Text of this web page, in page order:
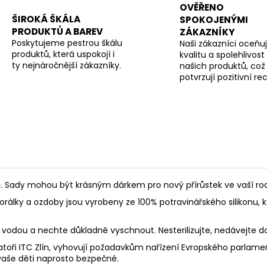
ŠIROKÁ ŠKÁLA
PRODUKTŮ A BAREV
Poskytujeme pestrou škálu
produktů, která uspokojí i
ty nejnáročnější zákazníky.
OVĚŘENO
SPOKOJENÝMI
ZÁKAZNÍKY
Naši zákazníci
kvalitu a spolehlivost
našich produktů, což
potvrzují pozitivní
mohou být krásným dárkem pro nový přírůstek ve vaší
a ozdoby jsou vyrobeny ze 100% potravinářského
a nechte důkladně vyschnout. Nesterilizujte, nedávejte
ITC Zlín, vyhovují požadavkům nařízení Evropského
děti naprosto bezpečné.